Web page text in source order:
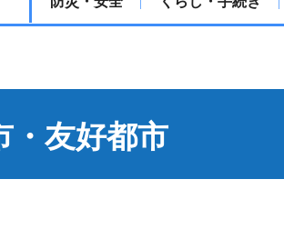
・友好都市